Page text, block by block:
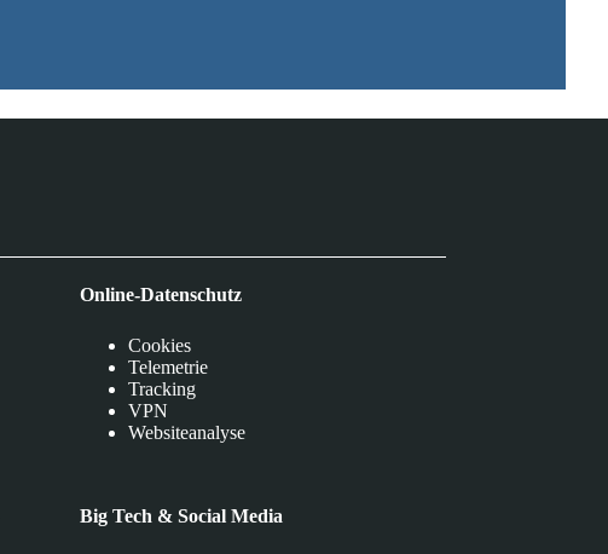
Online-Datenschutz
Cookies
Telemetrie
Tracking
VPN
Websiteanalyse
Big Tech & Social Media